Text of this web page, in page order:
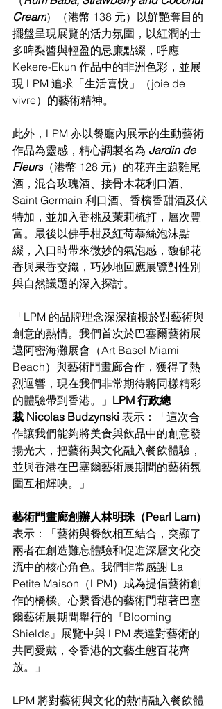
Cream）（港幣 138 元）以鮮艷奪目的
擺盤呈現展覽的活力氛圍，以紅潤的士
多啤梨醬與輕盈的忌廉點綴，呼應
Kekere-Ekun 作品中的非洲色彩，並展
現 LPM 追求「生活喜悅」（joie de
vivre）的藝術精神。
此外，LPM 亦以餐廳內展示的生動藝術
作品為靈感，精心調製名為 Jardin de
Fleurs （港幣 128 元）的花卉主題雞尾
酒，混合玫瑰酒、接骨木花利口酒、
Saint Germain 利口酒、香檳香甜酒及伏
特加，並加入香桃及茉莉梳打，層次豐
富。最後以佛手柑及紅莓慕絲泡沫點
綴，入口時帶來微妙的氣泡感，馥郁花
香與果香交織，巧妙地回應展覽對性別
與自然議題的深入探討。
「LPM 的品牌理念深深植根於對藝術與
創意的熱情。我們首次於巴塞爾藝術展
邁阿密海灘展會（Art Basel Miami
Beach）與藝術門畫廊合作，獲得了熱
烈迴響，現在我們非常期待將同樣精彩
的體驗帶到香港。」 LPM 行政總
裁 Nicolas Budzynski 表示：「這次合
作讓我們能夠將美食與飲品中的創意發
揚光大，把藝術與文化融入餐飲體驗，
並與香港在巴塞爾藝術展期間的藝術氛
圍互相輝映。」
藝術門畫廊創辦人林明珠（Pearl Lam）
表示：「藝術與餐飲相互結合，突顯了
兩者在創造難忘體驗和促進深層文化交
流中的核心角色。我們非常感謝 La
Petite Maison（LPM）成為提倡藝術創
作的橋樑。心繫香港的藝術門藉著巴塞
爾藝術展期間舉行的『Blooming
Shields』展覽中與 LPM 表達對藝術的
共同愛戴，令香港的文藝生態百花齊
放。」
LPM 將對藝術與文化的熱情融入餐飲體